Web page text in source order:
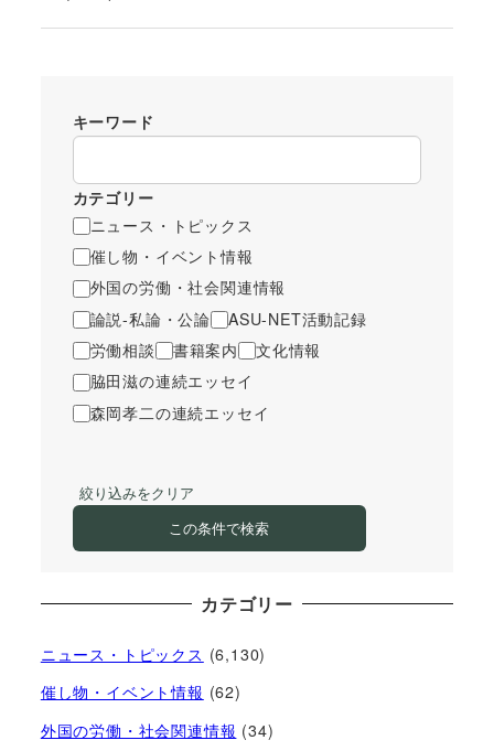
キーワード
カテゴリー
ニュース・トピックス
催し物・イベント情報
外国の労働・社会関連情報
論説-私論・公論
ASU-NET活動記録
労働相談
書籍案内
文化情報
脇田滋の連続エッセイ
森岡孝二の連続エッセイ
絞り込みをクリア
この条件で検索
カテゴリー
ニュース・トピックス (6,130)
催し物・イベント情報 (62)
外国の労働・社会関連情報 (34)